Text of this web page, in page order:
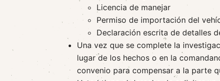
Licencia de manejar
Permiso de importación del
Declaración escrita de detalles
Una vez que se complete la
lugar de los hechos o en la
convenio para compensar a la parte